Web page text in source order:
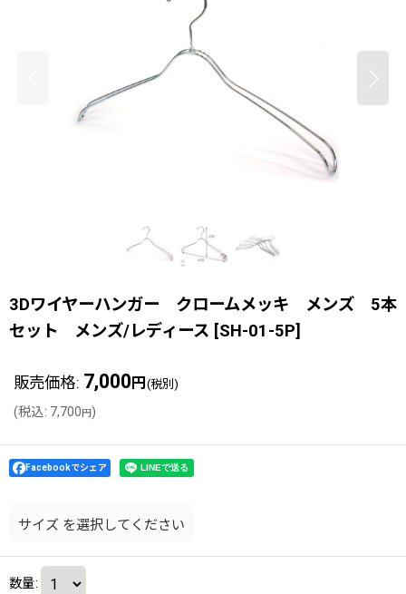
3Dワイヤーハンガー クロームメッキ メンズ 5本
セット メンズ/レディース [SH-01-5P]
販売価格: 7,000 円 (税別)
(税込: 7,700円)
Facebookでシェア
サイズ を選択してください
数量: